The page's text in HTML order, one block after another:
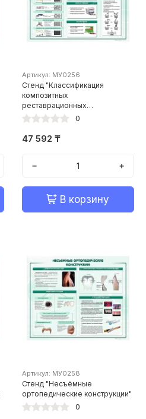
Артикул: МУ0256
Стенд "Классификация
композитных
реставрационных
материалов"
0
47 592 ₸
− +
В корзину
Артикул: МУ0258
Стенд "Несъёмные
ортопедические конструкции"
0